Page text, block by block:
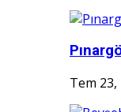
Tem 23,